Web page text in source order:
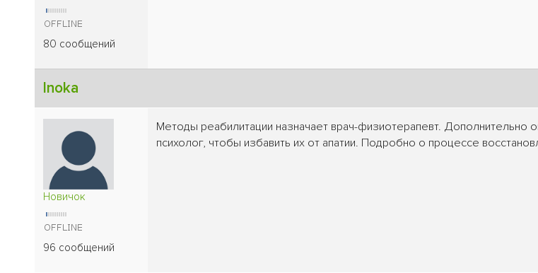
80 сообщений
Inoka
Новичок
96 сообщений
Методы реабилитации назначает врач-физиотерапевт.
психолог, чтобы избавить их от апатии. Подробно о процессе